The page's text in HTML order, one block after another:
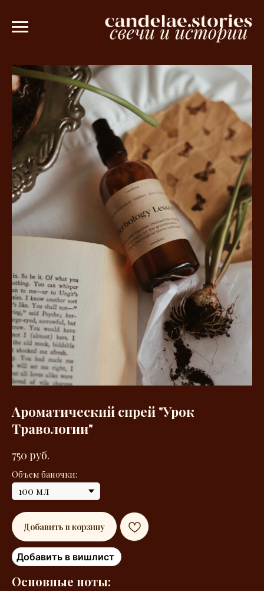
от 3000 рублей 💫
Ароматический спрей "Урок
Травологии"
750 руб.
Объем баночки:
Добавить в корзину
Добавить в вишлист
Основные ноты: